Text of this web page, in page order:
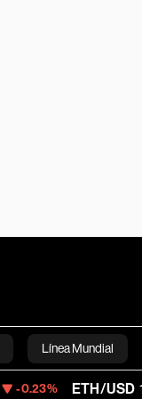
Línea Mundial
Bloomberg
ETH/USD 1,908.53